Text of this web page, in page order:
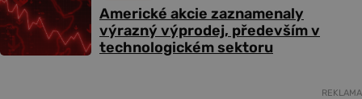
Americké akcie zaznamenaly
výrazný výprodej, především v
technologickém sektoru
REKLAMA